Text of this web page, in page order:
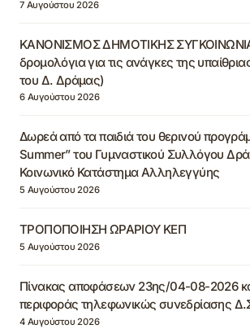
7 Αυγούστου 2026
ΚΑΝΟΝΙΣΜΟΣ ΔΗΜΟΤΙΚΗΣ
δρομολόγια για τις ανάγκες της
του Δ. Δράμας)
6 Αυγούστου 2026
Δωρεά από τα παιδιά του θερινού
Summer” του Γυμναστικού Συλλόγου
Κοινωνικό Κατάστημα Αλληλεγγύης
5 Αυγούστου 2026
ΤΡΟΠΟΠΟΙΗΣΗ ΩΡΑΡΙΟΥ ΚΕΠ
5 Αυγούστου 2026
Πίνακας αποφάσεων 23ης/04-08-2026
περιφοράς τηλεφωνικώς συνεδρίασης
4 Αυγούστου 2026